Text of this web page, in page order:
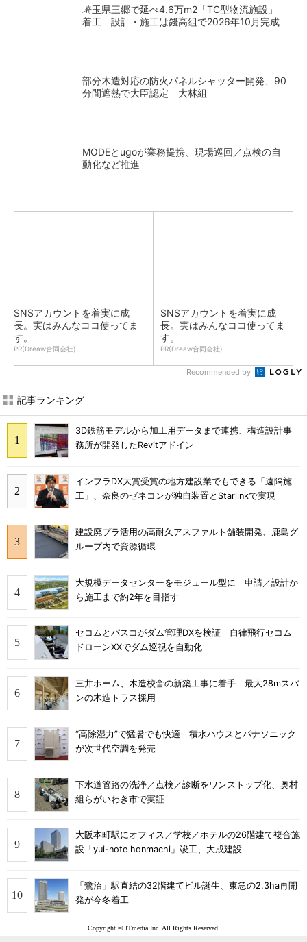
埼玉県三郷で延べ4.6万m2「TC型物流施設」
着工 設計・施工は錢高組で2026年10月完成
部分木造対応の防火パネルシャッター開発、90
分間遮熱で大臣認定 大林組
MODEとugoが業務提携、現場巡回／点検の自
動化など推進
SNSアカウントを着実に成
長。実はみんなココ使ってま
す。
PR(Dreaw合同会社)
SNSアカウントを着実に成
長。実はみんなココ使ってま
す。
PR(Dreaw合同会社)
Recommended by
記事ランキング
3D鉄筋モデルから加工用データまで連携、構造設計事
務所が開発したRevitアドイン
インフラDX大賞受賞の地方建設業でもできる「遠隔施
工」、奈良のゼネコンが独自装置とStarlinkで実現
建設廃プラ活用の高耐久アスファルト舗装開発、鹿島グ
ループ内で資源循環
大規模データセンターをモジュール型に 申請／設計か
ら施工まで約2年を目指す
セコムとパスコがダム管理DXを検証 自律飛行セコム
ドローンXXでダム巡視を自動化
三井ホーム、木造校舎の新築工事に着手 最大28mスパ
ンの木造トラス採用
“高除湿力”で猛暑でも快適 積水ハウスとパナソニック
が次世代空調を発売
下水道管路の洗浄／点検／診断をワンストップ化、奥村
組らがいわき市で実証
大阪本町駅にオフィス／学校／ホテルの26階建て複合施
設「yui-note honmachi」竣工、大成建設
「鷺沼」駅直結の32階建てビル誕生、東急の2.3ha再開
発が今冬着工
Copyright © ITmedia Inc. All Rights Reserved.